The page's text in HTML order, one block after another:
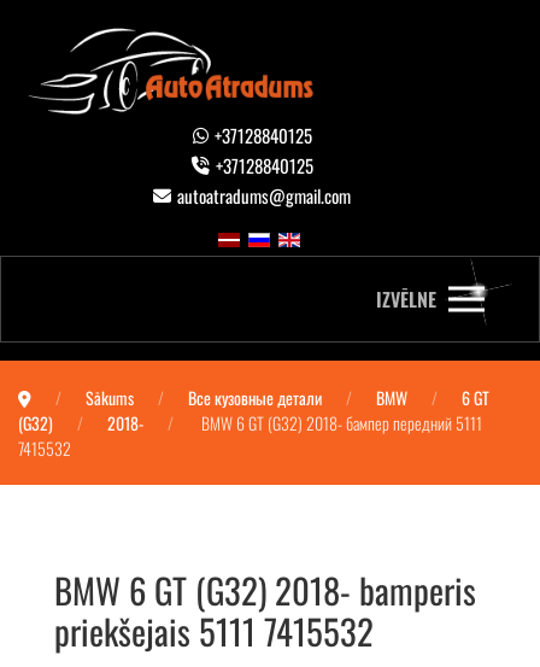
+37128840125
+37128840125
autoatradums@gmail.com
IZVĒLNE
Sākums Все кузовные детали BMW
6 GT
(G32)
2018-
BMW 6 GT (G32) 2018- бампер передний 5111
7415532
BMW 6 GT (G32) 2018- bamperis
priekšejais 5111 7415532